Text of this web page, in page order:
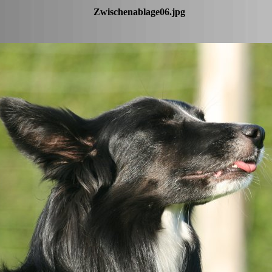
Zwischenablage06.jpg